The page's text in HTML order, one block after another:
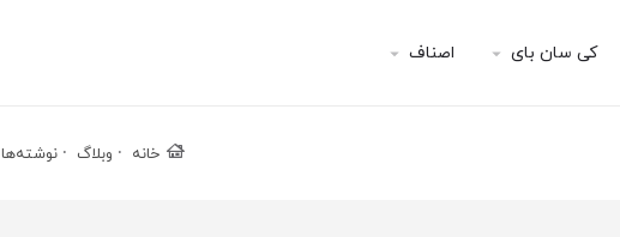
کی سان بای اصناف
خانه وبلاگ نوشته‌ها